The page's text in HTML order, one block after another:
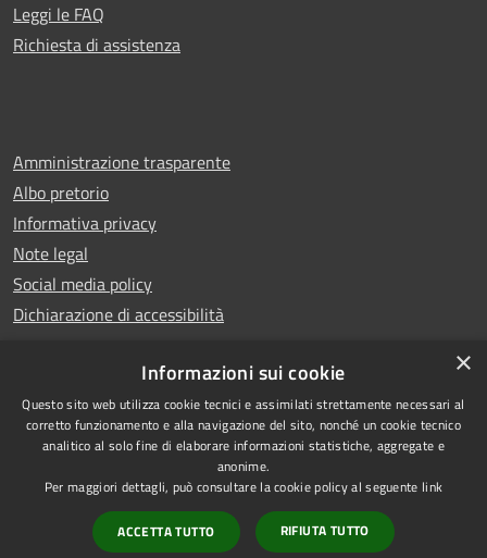
Leggi le FAQ
Richiesta di assistenza
Amministrazione trasparente
Albo pretorio
Informativa privacy
Note legal
Social media policy
Dichiarazione di accessibilità
RSS
Accessibilità
Privacy
Mappa del sito
Copyright © 2025 Comune di
Montecatini Terme
Powered byMunicipium
Accesso redazione
×
Informazioni sui cookie
Questo sito web utilizza cookie tecnici e assimilati strettamente necessari al
corretto funzionamento e alla navigazione del sito, nonché un cookie tecnico
analitico al solo fine di elaborare informazioni statistiche, aggregate e
anonime.
Per maggiori dettagli, può consultare la cookie policy al seguente link
ACCETTA TUTTO RIFIUTA TUTTO